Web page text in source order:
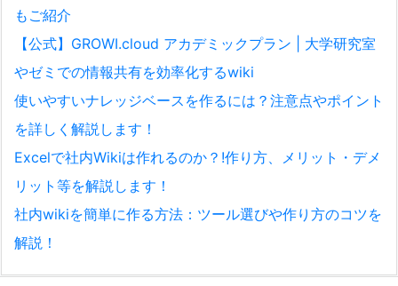
もご紹介
【公式】GROWI.cloud アカデミックプラン | 大学研究室
やゼミでの情報共有を効率化するwiki
使いやすいナレッジベースを作るには？注意点やポイント
を詳しく解説します！
Excelで社内Wikiは作れるのか？!作り方、メリット・デメ
リット等を解説します！
社内wikiを簡単に作る方法：ツール選びや作り方のコツを
解説！